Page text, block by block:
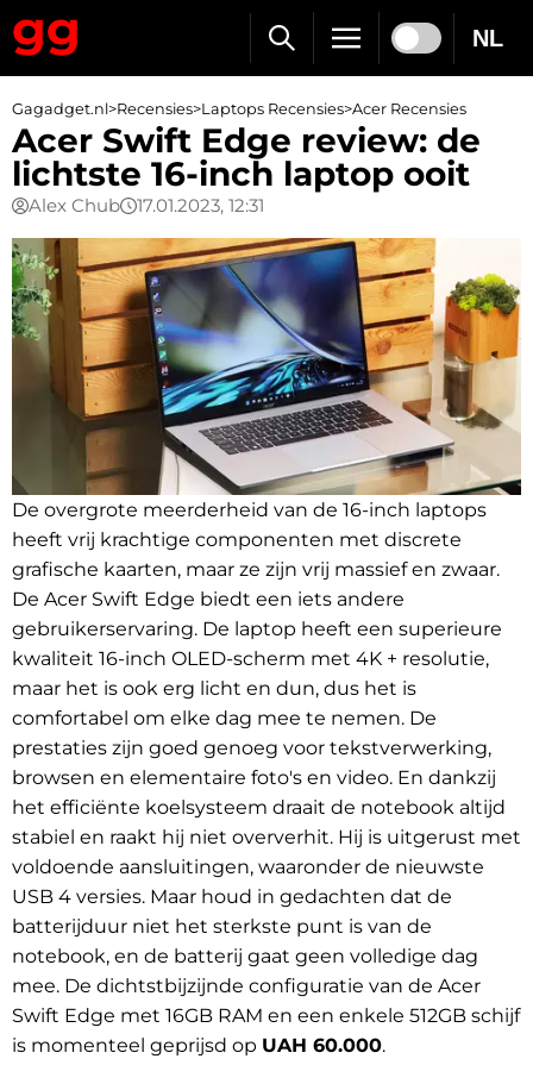
NL
Gagadget.nl>Recensies>Laptops Recensies>Acer Recensies
Acer Swift Edge review: de
lichtste 16-inch laptop ooit
Alex Chub 17.01.2023, 12:31
De overgrote meerderheid van de 16-inch laptops
heeft vrij krachtige componenten met discrete
grafische kaarten, maar ze zijn vrij massief en zwaar.
De Acer Swift Edge biedt een iets andere
gebruikerservaring. De laptop heeft een superieure
kwaliteit 16-inch OLED-scherm met 4K + resolutie,
maar het is ook erg licht en dun, dus het is
comfortabel om elke dag mee te nemen. De
prestaties zijn goed genoeg voor tekstverwerking,
browsen en elementaire foto's en video. En dankzij
het efficiënte koelsysteem draait de notebook altijd
stabiel en raakt hij niet oververhit. Hij is uitgerust met
voldoende aansluitingen, waaronder de nieuwste
USB 4 versies. Maar houd in gedachten dat de
batterijduur niet het sterkste punt is van de
notebook, en de batterij gaat geen volledige dag
mee. De dichtstbijzijnde configuratie van de Acer
Swift Edge met 16GB RAM en een enkele 512GB schijf
is momenteel geprijsd op UAH 60.000.